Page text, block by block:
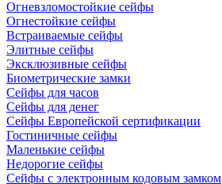
Огневзломостойкие сейфы
Огнестойкие сейфы
Встраиваемые сейфы
Элитные сейфы
Эксклюзивные сейфы
Биометрические замки
Сейфы для часов
Сейфы для денег
Сейфы Европейской сертификации
Гостиничные сейфы
Маленькие сейфы
Недорогие сейфы
Сейфы с электронным кодовым замком